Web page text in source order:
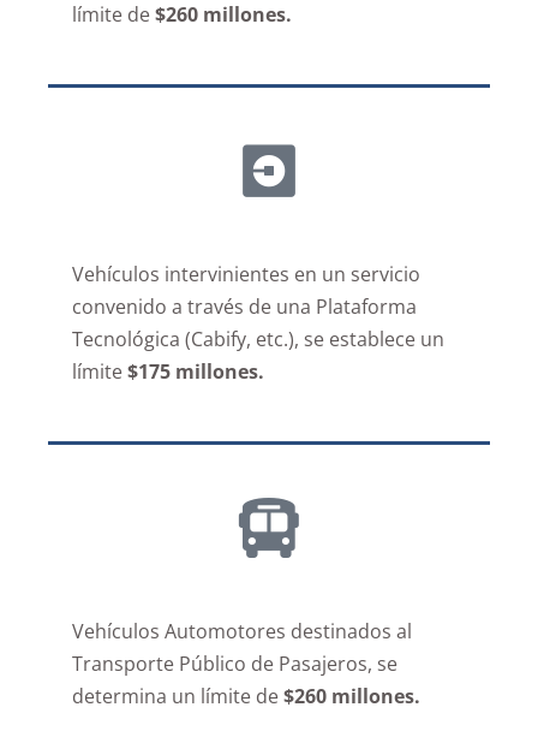
límite de$260 millones.
Vehículos intervinientes en un servicio
convenido a través de una Plataforma
Tecnológica (Cabify, etc.), se establece un
límite$175 millones.
Vehículos Automotores destinados al
Transporte Público de Pasajeros, se
determina un límite de$260 millones.